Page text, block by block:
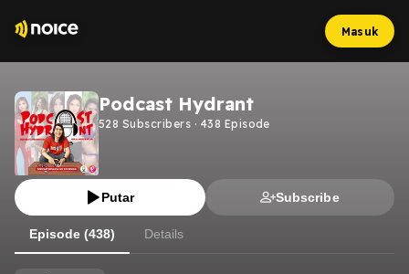
Masuk
Podcast Hydrant
528 Subscribers · 438 Episode
Putar Subscribe
Episode (438) Details